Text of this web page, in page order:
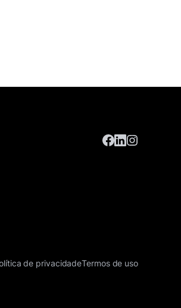
de privacidadeTermos de uso